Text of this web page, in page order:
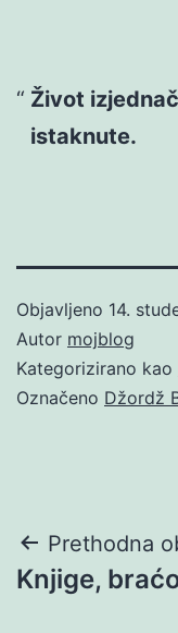
Život
istaknute.
Objavljeno 14.
Autor mojblog
Kategorizirano kao
Označeno Džordž
objava
Prethodna
Knjige,